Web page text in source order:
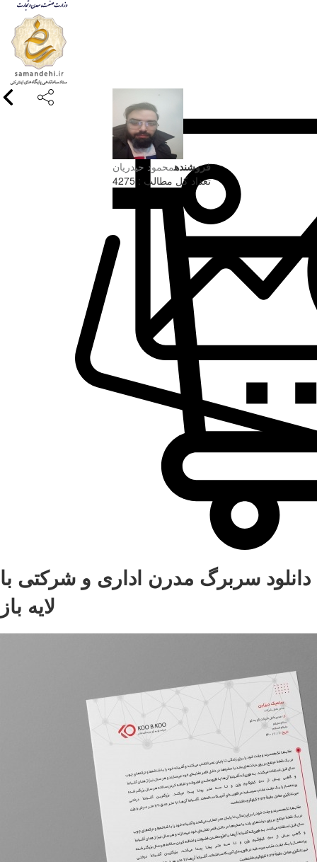
فروشندهمحمود حیدریان
تعداد کل مطالب : 4275
دانلود سربرگ مدرن اداری و شرکتی با
لایه باز